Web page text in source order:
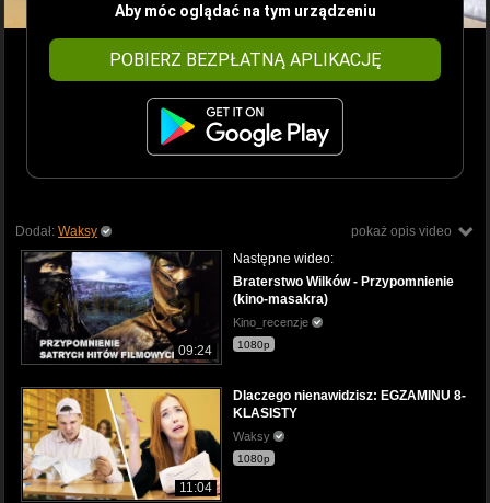
Aby móc oglądać na tym urządzeniu
POBIERZ BEZPŁATNĄ APLIKACJĘ
pokaż opis video
Dodał: Waksy
09:24
Następne wideo:
Braterstwo Wilków - Przypomnienie
(kino-masakra)
Kino_recenzje
1080p
11:04
Dlaczego nienawidzisz: EGZAMINU 8-
KLASISTY
Waksy
1080p